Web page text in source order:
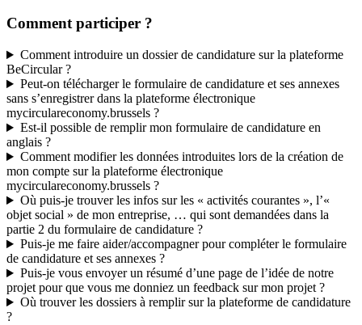
Comment participer ?
Comment introduire un dossier de candidature sur la plateforme
BeCircular ?
Peut-on télécharger le formulaire de candidature et ses annexes
sans s’enregistrer dans la plateforme électronique
mycirculareconomy.brussels ?
Est-il possible de remplir mon formulaire de candidature en
anglais ?
Comment modifier les données introduites lors de la création de
mon compte sur la plateforme électronique
mycirculareconomy.brussels ?
Où puis-je trouver les infos sur les « activités courantes », l’«
objet social » de mon entreprise, … qui sont demandées dans la
partie 2 du formulaire de candidature ?
Puis-je me faire aider/accompagner pour compléter le formulaire
de candidature et ses annexes ?
Puis-je vous envoyer un résumé d’une page de l’idée de notre
projet pour que vous me donniez un feedback sur mon projet ?
Où trouver les dossiers à remplir sur la plateforme de candidature
?